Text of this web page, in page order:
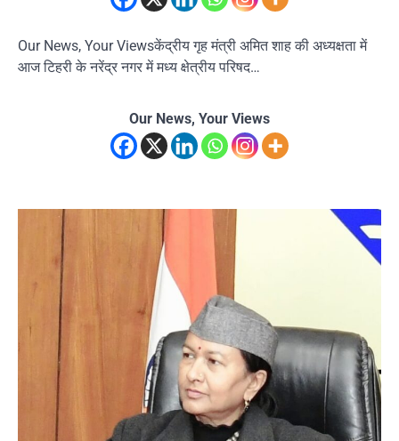
Our News, Your Viewsकेंद्रीय गृह मंत्री अमित शाह की अध्यक्षता में
आज टिहरी के नरेंद्र नगर में मध्य क्षेत्रीय परिषद…
Our News, Your Views